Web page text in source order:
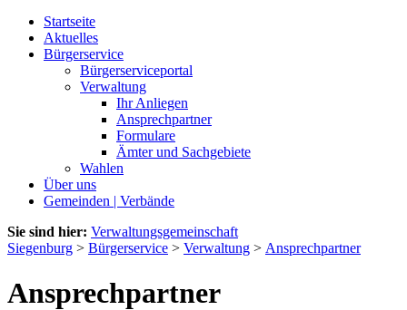
Startseite
Aktuelles
Bürgerservice
Bürgerserviceportal
Verwaltung
Ihr Anliegen
Ansprechpartner
Formulare
Ämter und Sachgebiete
Wahlen
Über uns
Gemeinden | Verbände
Sie sind hier: Verwaltungsgemeinschaft
Siegenburg > Bürgerservice > Verwaltung > Ansprechpartner
Ansprechpartner